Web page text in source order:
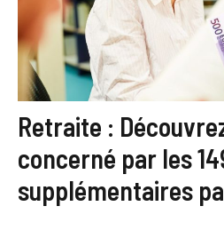
Retraite :
concerné par les
supplémentaires